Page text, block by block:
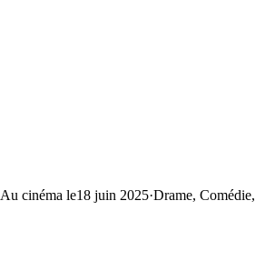
Au cinéma le18 juin 2025·Drame, Comédie,